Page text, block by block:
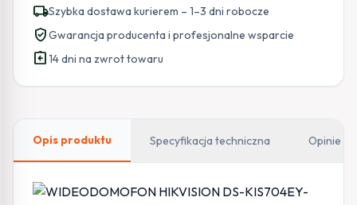
KIS704EY-
AFW2/Aluminium
local_shippingSzybka dostawa kurierem – 1–3 dni robocze
verified_userGwarancja producenta i profesjonalne wsparcie
assignment_return14 dni na zwrot towaru
Opis produktu Specyfikacja techniczna Opinie